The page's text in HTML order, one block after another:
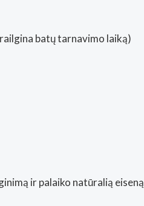
batų tarnavimo laiką)
ir palaiko natūralią eiseną